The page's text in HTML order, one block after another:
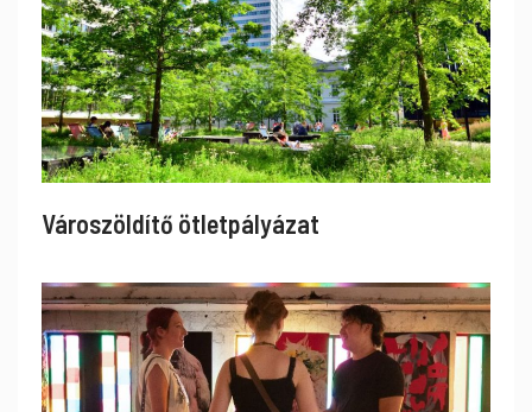
Városzöldítő ötletpályázat